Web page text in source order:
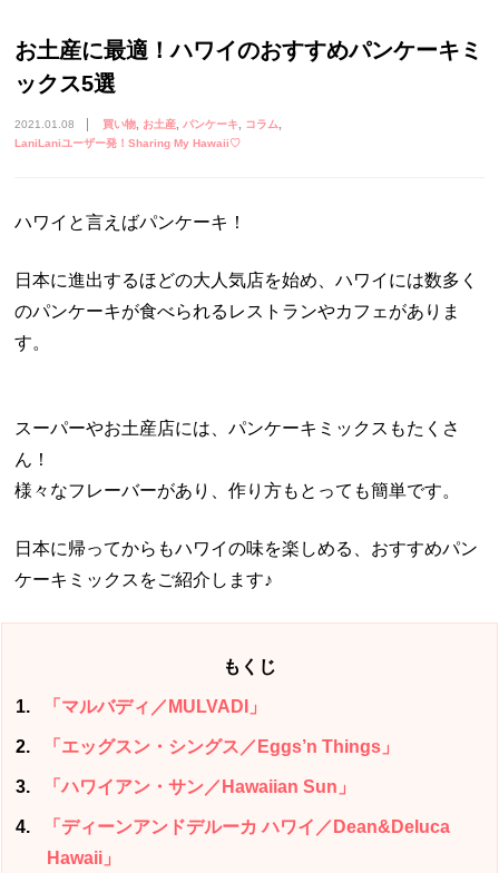
お土産に最適！ハワイのおすすめパンケーキミ
ックス5選
2021.01.08 買い物 お土産 パンケーキ
コラム
LaniLaniユーザー発！Sharing My Hawaii♡
ハワイと言えばパンケーキ！
日本に進出するほどの大人気店を始め、ハワイには数多く
のパンケーキが食べられるレストランやカフェがありま
す。
スーパーやお土産店には、パンケーキミックスもたくさ
ん！
様々なフレーバーがあり、作り方もとっても簡単です。
日本に帰ってからもハワイの味を楽しめる、おすすめパン
ケーキミックスをご紹介します♪
もくじ
1 「マルバディ／MULVADI」
2 「エッグスン・シングス／Eggs’n Things」
3 「ハワイアン・サン／Hawaiian Sun」
4
「ディーンアンドデルーカ ハワイ／Dean&Deluca
Hawaii」